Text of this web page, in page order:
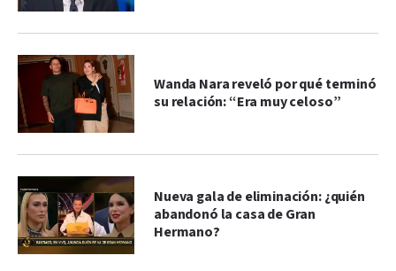
Wanda Nara reveló por qué terminó
su relación: “Era muy celoso”
Nueva gala de eliminación: ¿quién
abandonó la casa de Gran
Hermano?